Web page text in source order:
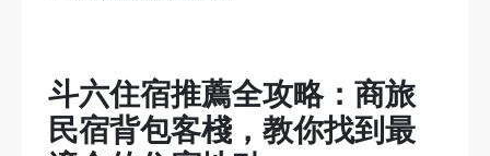
斗六住宿推薦全攻略：商旅
民宿背包客棧，教你找到最